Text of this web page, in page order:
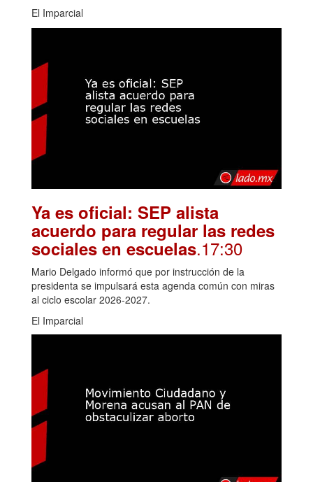
El Imparcial
Ya es oficial: SEP alista
acuerdo para regular las redes
sociales en escuelas.17:30
Mario Delgado informó que por instrucción de la
presidenta se impulsará esta agenda común con miras
al ciclo escolar 2026-2027.
El Imparcial